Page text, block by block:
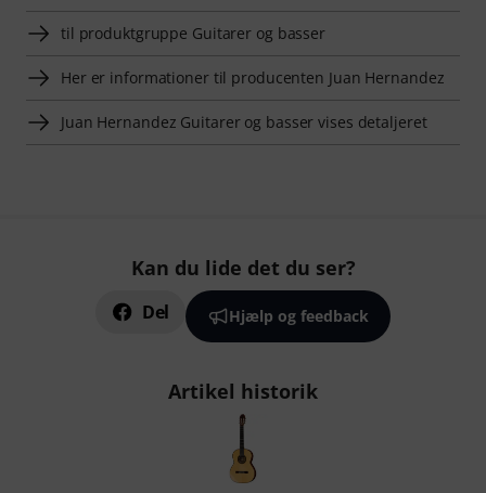
til produktgruppe Guitarer og basser
Her er informationer til producenten Juan Hernandez
Juan Hernandez Guitarer og basser vises detaljeret
Kan du lide det du ser?
Del Hjælp og feedback
Artikel historik